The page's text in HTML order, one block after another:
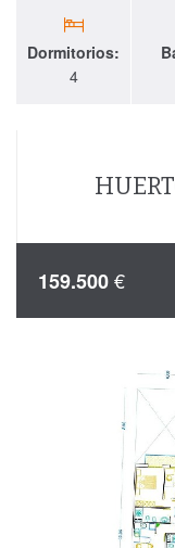
Dormitorios:
4
159.500€